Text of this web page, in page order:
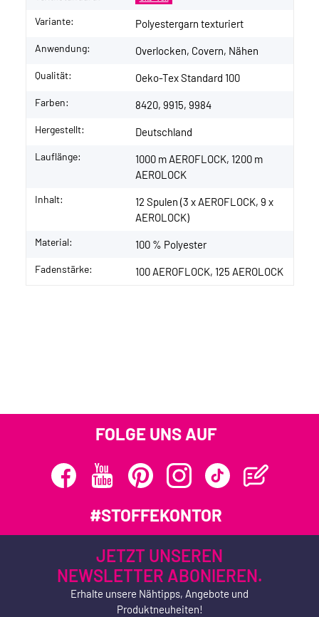
Variante: Polyestergarn texturiert
Anwendung: Overlocken, Covern, Nähen
Qualität: Oeko-Tex Standard 100
Farben: 8420, 9915, 9984
Hergestellt: Deutschland
Lauflänge:
1000 m AEROFLOCK, 1200 m
AEROLOCK
Inhalt:
12 Spulen (3 x AEROFLOCK, 9 x
AEROLOCK)
Material: 100 % Polyester
Fadenstärke: 100 AEROFLOCK, 125 AEROLOCK
FOLGE UNS AUF
#STOFFEKONTOR
JETZT UNSEREN
NEWSLETTER ABONIEREN.
Erhalte unsere Nähtipps, Angebote und
Produktneuheiten!